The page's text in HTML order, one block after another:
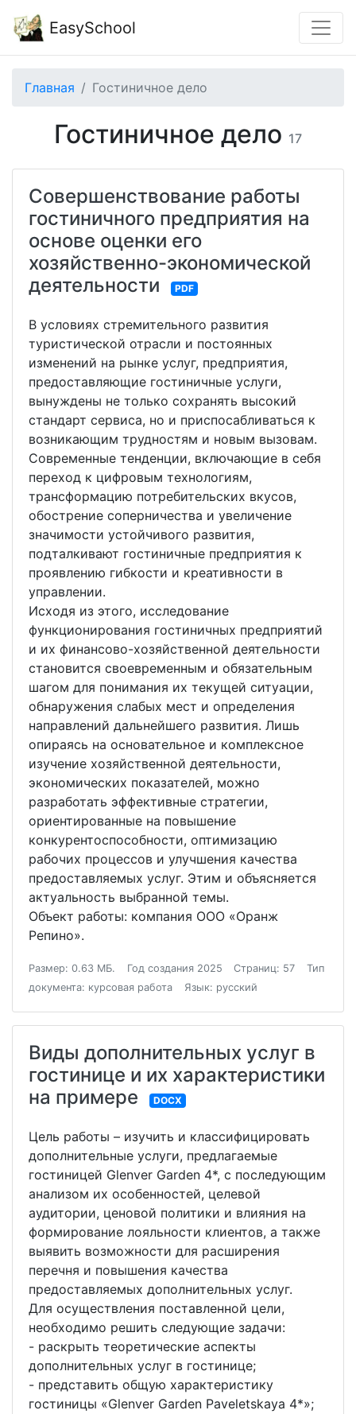
EasySchool
Главная Гостиничное дело
Гостиничное дело 17
Совершенствование работы
гостиничного предприятия на
основе оценки его
хозяйственно-экономической
деятельности
PDF
В условиях стремительного развития
туристической отрасли и постоянных
изменений на рынке услуг, предприятия,
предоставляющие гостиничные услуги,
вынуждены не только сохранять высокий
стандарт сервиса, но и приспосабливаться к
возникающим трудностям и новым вызовам.
Современные тенденции, включающие в себя
переход к цифровым технологиям,
трансформацию потребительских вкусов,
обострение соперничества и увеличение
значимости устойчивого развития,
подталкивают гостиничные предприятия к
проявлению гибкости и креативности в
управлении.
Исходя из этого, исследование
функционирования гостиничных предприятий
и их финансово-хозяйственной деятельности
становится своевременным и обязательным
шагом для понимания их текущей ситуации,
обнаружения слабых мест и определения
направлений дальнейшего развития. Лишь
опираясь на основательное и комплексное
изучение хозяйственной деятельности,
экономических показателей, можно
разработать эффективные стратегии,
ориентированные на повышение
конкурентоспособности, оптимизацию
рабочих процессов и улучшения качества
предоставляемых услуг. Этим и объясняется
актуальность выбранной темы.
Объект работы: компания ООО «Оранж
Репино».
Размер: 0.63 МБ. Год создания 2025 Страниц: 57
Тип
документа: курсовая работа
Язык: русский
Виды дополнительных услуг в
гостинице и их характеристики
на примере
DOCX
Цель работы – изучить и классифицировать
дополнительные услуги, предлагаемые
гостиницей Glenver Garden 4*, с последующим
анализом их особенностей, целевой
аудитории, ценовой политики и влияния на
формирование лояльности клиентов, а также
выявить возможности для расширения
перечня и повышения качества
предоставляемых дополнительных услуг.
Для осуществления поставленной цели,
необходимо решить следующие задачи:
- раскрыть теоретические аспекты
дополнительных услуг в гостинице;
- представить общую характеристику
гостиницы «Glenver Garden Paveletskaya 4*»;